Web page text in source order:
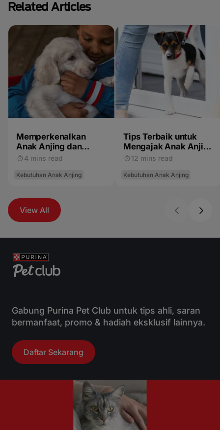
Related Articles
Memperkenalkan
Anak Anjing dan
Anak-Anak
4 mins read
Kebutuhan Anak Anjing
Tips Terbaik untuk
Mengajak Anak Anjing
Anda Bersosialisasi
12 mins read
Kebutuhan Anak Anjing
View All
Gabung Purina Pet Club untuk tips ahli, saran
bermanfaat, promo & hadiah eksklusif lainnya.
Daftar Sekarang